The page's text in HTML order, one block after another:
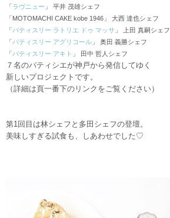
「ラヴニュー 」 平井 茂雄シェフ
「MOTOMACHI CAKE kobe 1946」 大西 達也シェフ
「パティスリー ラトリエ ドゥ マッサ 」 上田 真嗣シェフ
「パティスリー アグリコール 」 奥田 義勝シェフ
「パティスリー アキト 」 田中 哲人シェフ
７名のパティシエが神戸から発信してゆく
新しいプロジェクトです。
（詳細は頁一番下のリンクをご覧ください）
第1回目は林シェフと多田シェフの登壇。
美味しすぎる試食も、しあわせでした♡